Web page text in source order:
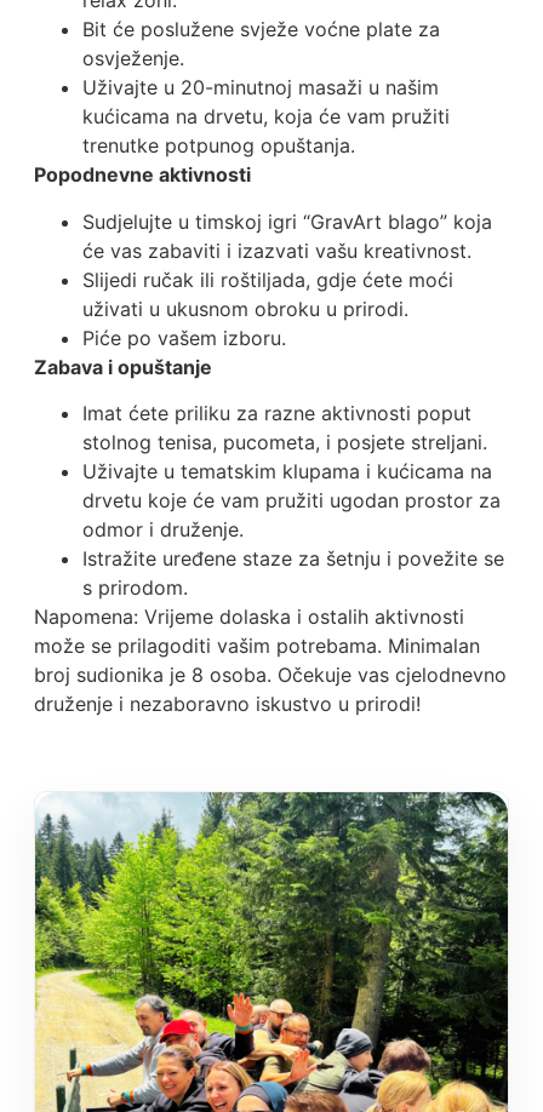
Bit će poslužene svježe voćne plate za
osvježenje.
Uživajte u 20-minutnoj masaži u našim
kućicama na drvetu, koja će vam pružiti
trenutke potpunog opuštanja.
Popodnevne aktivnosti
Sudjelujte u timskoj igri “GravArt blago” koja
će vas zabaviti i izazvati vašu kreativnost.
Slijedi ručak ili roštiljada, gdje ćete moći
uživati u ukusnom obroku u prirodi.
Piće po vašem izboru.
Zabava i opuštanje
Imat ćete priliku za razne aktivnosti poput
stolnog tenisa, pucometa, i posjete streljani.
Uživajte u tematskim klupama i kućicama na
drvetu koje će vam pružiti ugodan prostor za
odmor i druženje.
Istražite uređene staze za šetnju i povežite se
s prirodom.
Napomena: Vrijeme dolaska i ostalih aktivnosti
može se prilagoditi vašim potrebama. Minimalan
broj sudionika je 8 osoba. Očekuje vas cjelodnevno
druženje i nezaboravno iskustvo u prirodi!